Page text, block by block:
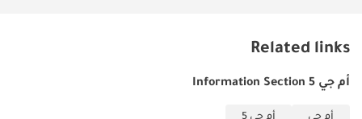
Related links
أم جي 5 Information Section